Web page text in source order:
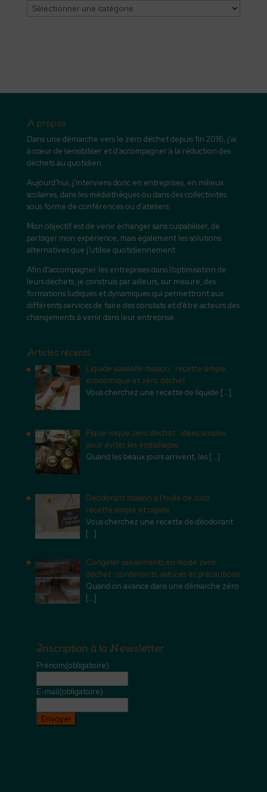
Catégories
A propos
Dans une démarche vers le zéro déchet depuis fin 2016, j’ai
à cœur de sensibiliser et d’accompagner à la réduction des
déchets au quotidien.
Aujourd’hui, j’interviens donc en entreprises, en milieux
scolaires, dans les médiathèques ou dans des collectivités
sous forme de conférences ou d’ateliers.
Mon objectif est de venir échanger sans culpabiliser, de
partager mon expérience, mais également les solutions
alternatives que j’utilise quotidiennement.
Afin d’accompagner les entreprises dans l’optimisation de
leurs déchets, je construis par ailleurs, sur mesure, des
formations ludiques et dynamiques qui permettront aux
différents services de faire des constats et d’être acteurs des
changements à venir dans leur entreprise.
Articles récents
Liquide vaisselle maison : recette simple,
économique et zéro déchet
Vous cherchez une recette de liquide […]
Pique-nique zéro déchet : idées simples
pour éviter les emballages
Quand les beaux jours arrivent, les […]
Déodorant maison à l’huile de coco :
recette simple et rapide
Vous cherchez une recette de déodorant
[…]
Congeler ses aliments en mode zéro
déchet : contenants, astuces et précautions
Quand on avance dans une démarche zéro
[…]
Inscription à la Newsletter
Prénom(obligatoire)
E-mail(obligatoire)
Envoyer